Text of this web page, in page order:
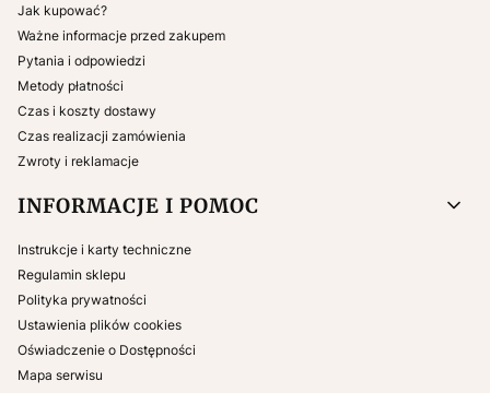
Jak kupować?
Ważne informacje przed zakupem
Pytania i odpowiedzi
Metody płatności
Czas i koszty dostawy
Czas realizacji zamówienia
Zwroty i reklamacje
INFORMACJE I POMOC
Instrukcje i karty techniczne
Regulamin sklepu
Polityka prywatności
Ustawienia plików cookies
Oświadczenie o Dostępności
Mapa serwisu